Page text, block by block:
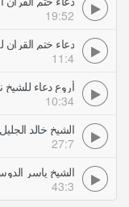
19:52
دعاء ختم
11:4
10:34
الشيخ خالد
27:7
43:3